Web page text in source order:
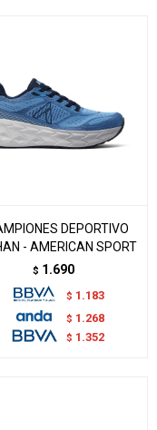
DEPORTIVO
- AMERICAN SPORT
$ 1.690
$ 1.183
$ 1.268
$ 1.352